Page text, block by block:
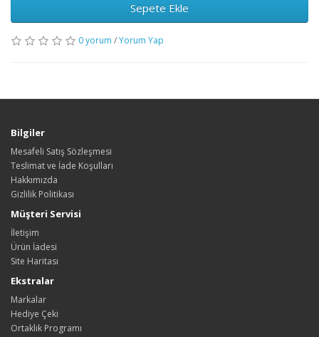
Sepete Ekle
0 yorum /Yorum Yap
Bilgiler
Mesafeli Satış Sözleşmesi
Teslimat ve İade Koşulları
Hakkımızda
Gizlilik Politikası
Müşteri Servisi
İletişim
Ürün İadesi
Site Haritası
Ekstralar
Markalar
Hediye Çeki
Ortaklık Programı